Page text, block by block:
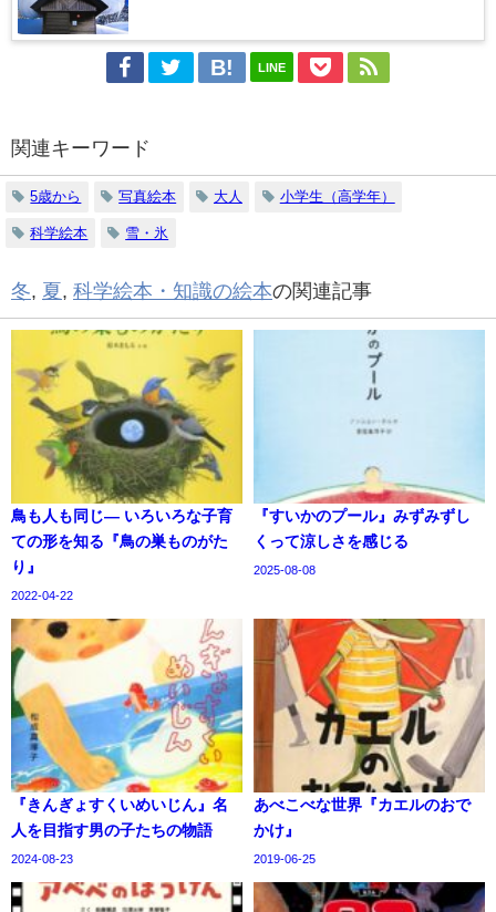
LINE
関連キーワード
5歳から 写真絵本 大人 小学生（高学年）
科学絵本 雪・氷
冬, 夏 , 科学絵本・知識の絵本の関連記事
鳥も人も同じ― いろいろな子育
ての形を知る『鳥の巣ものがた
り』
2022-04-22
『すいかのプール』みずみずし
くって涼しさを感じる
2025-08-08
『きんぎょすくいめいじん』名
人を目指す男の子たちの物語
2024-08-23
あべこべな世界『カエルのおで
かけ』
2019-06-25